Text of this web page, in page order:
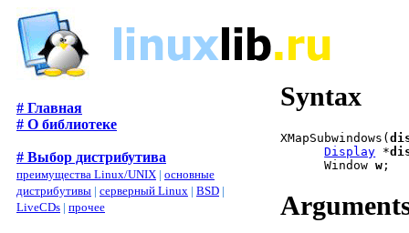
# Главная
# О библиотеке
# Выбор дистрибутива
преимущества Linux/UNIX | основные
дистрибутивы | серверный Linux | BSD |
LiveCDs | прочее
Syntax
XMapSubwindows(
Display *
      Window
w